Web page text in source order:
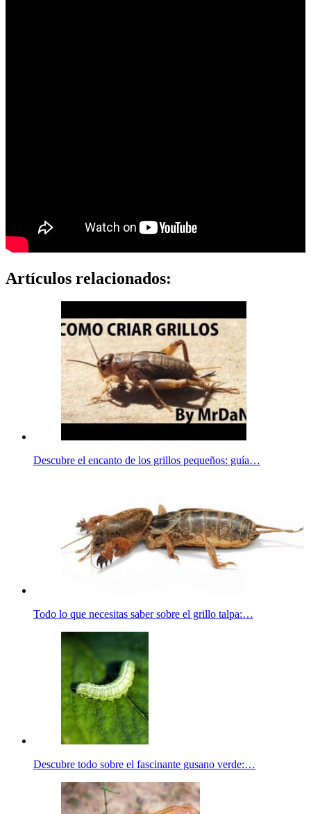
Artículos relacionados:
Descubre el encanto de los grillos pequeños: guía…
Todo lo que necesitas saber sobre el grillo talpa:…
Descubre todo sobre el fascinante gusano verde:…